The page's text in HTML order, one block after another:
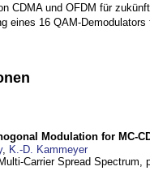
CDMA und OFDM für
eines 16 QAM-
Modulation for MC-
, K.-D. Kammeyer
Carrier Spread Spectrum,